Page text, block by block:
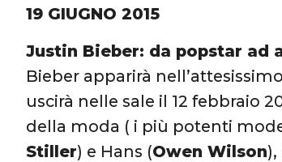
19 GIUGNO 2015
Justin Bieber: da popstar ad
Bieber apparirà
uscirà nelle sale il 12 febbraio
della moda ( i più potenti
Stiller) e Hans (Owen Wilson